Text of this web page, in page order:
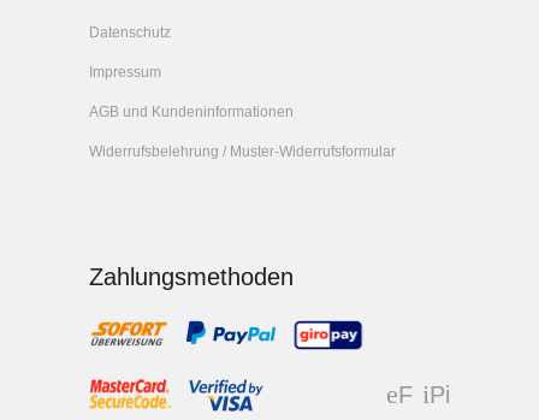
Datenschutz
Impressum
AGB und Kundeninformationen
Widerrufsbelehrung / Muster-Widerrufsformular
Zahlungsmethoden
F
Pi